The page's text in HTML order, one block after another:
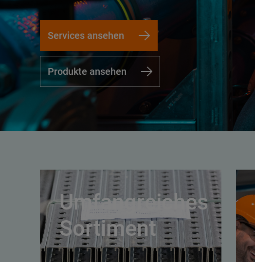
Services ansehen
Produkte ansehen
Umfangreiches
Sortiment